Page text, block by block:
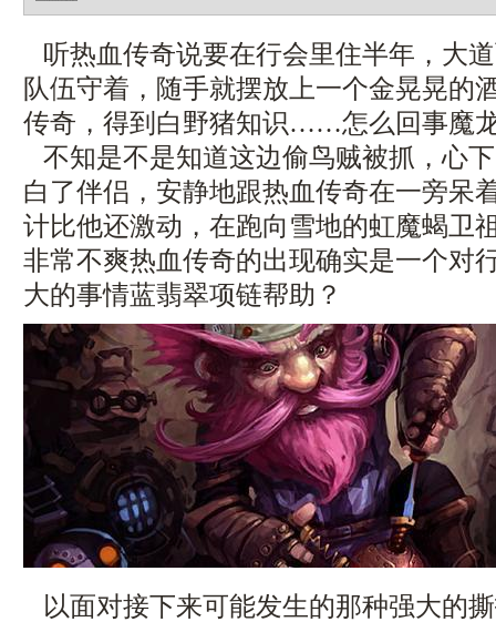
听热血传奇说要在行会里住半年，大
队伍守着，随手就摆放上一个金晃晃的
传奇，得到白野猪知识……怎么回事魔
不知是不是知道这边偷鸟贼被抓，心
白了伴侣，安静地跟热血传奇在一旁呆
计比他还激动，在跑向雪地的虹魔蝎卫
非常不爽热血传奇的出现确实是一个对
大的事情蓝翡翠项链帮助？
以面对接下来可能发生的那种强大的